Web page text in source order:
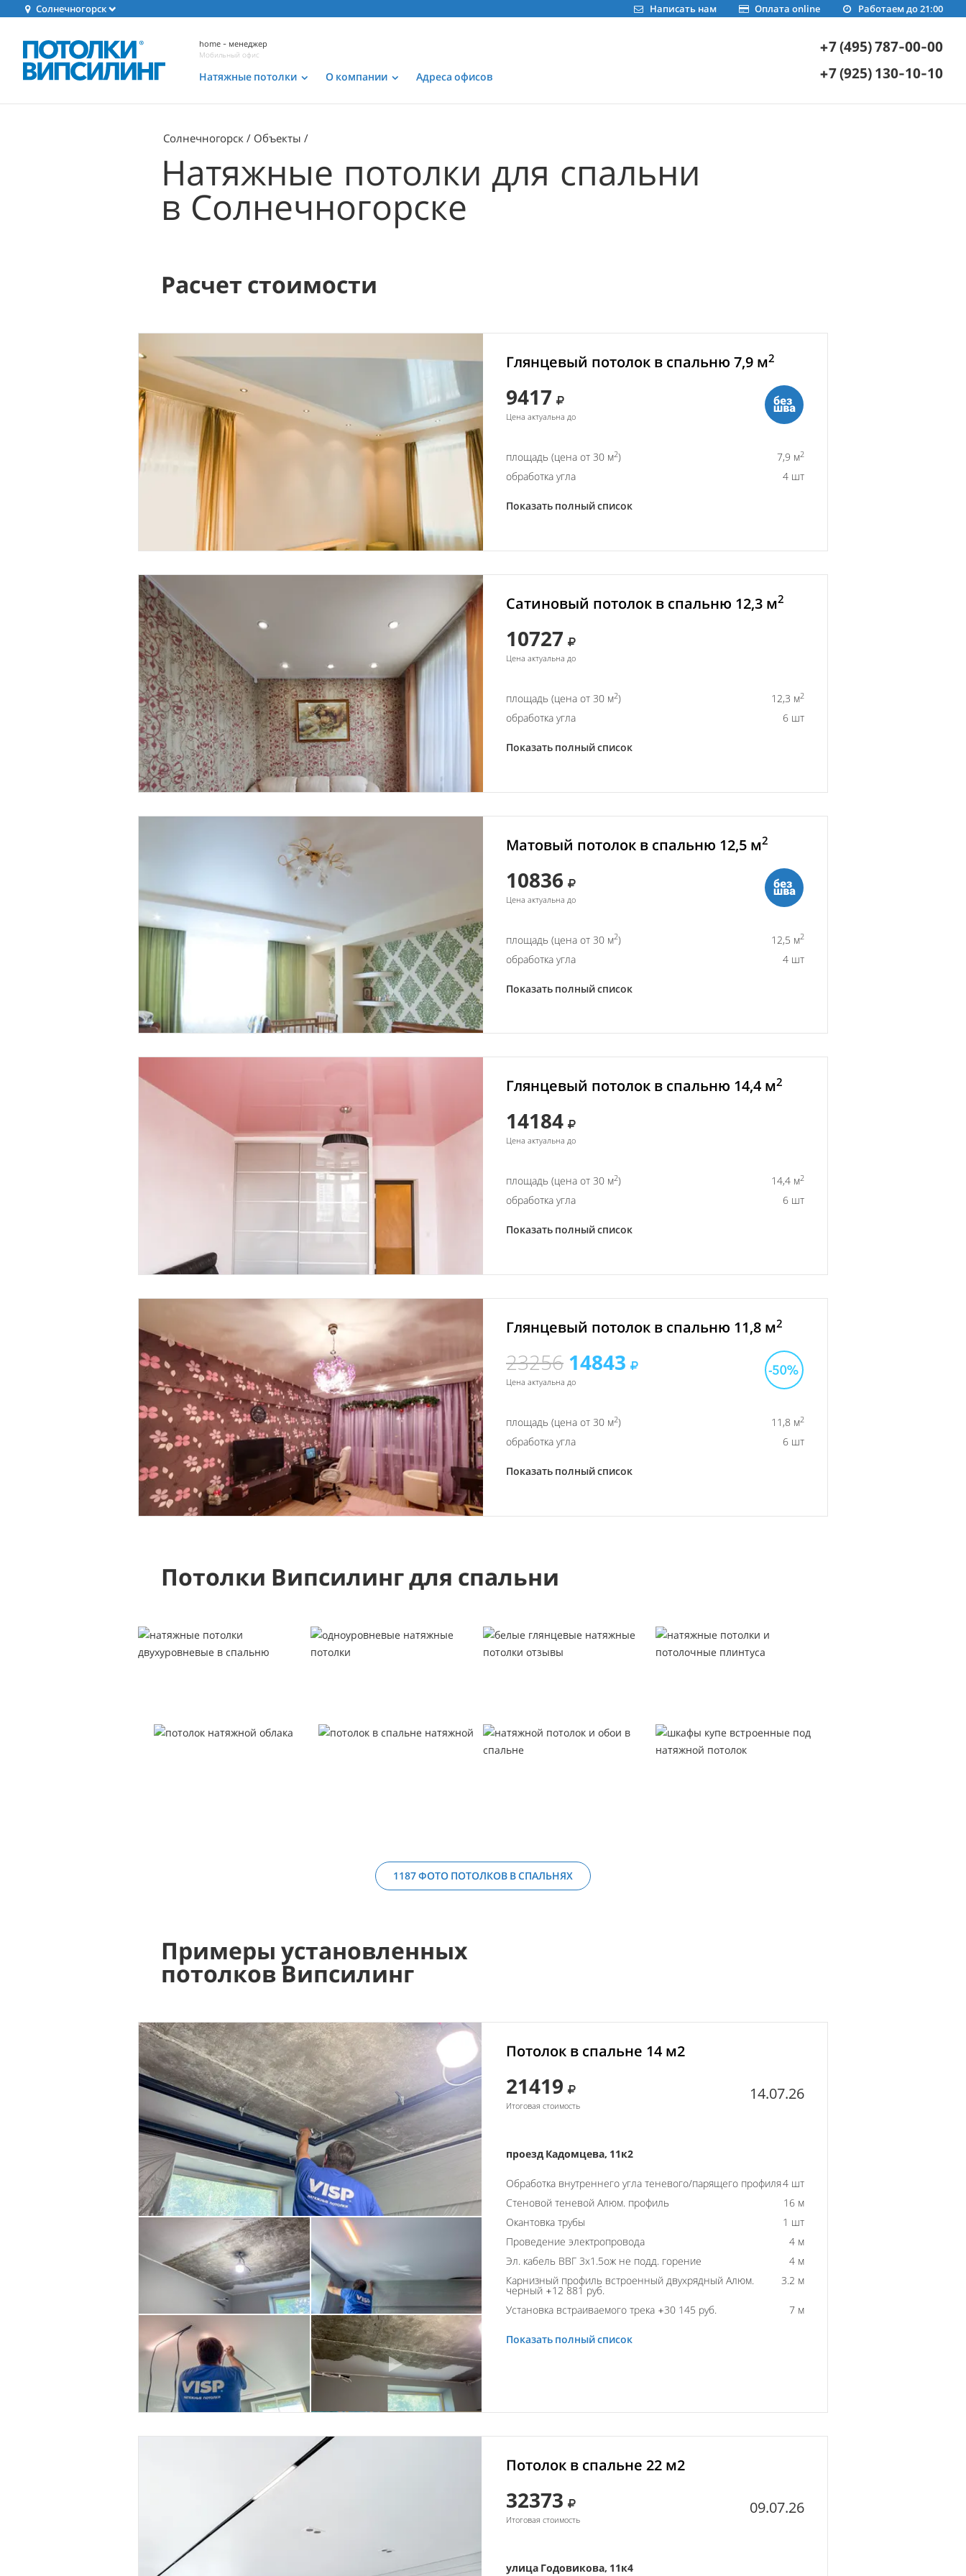
Солнечногорск Работаем до 21:00
Оплата online
Написать нам
home - менеджер
Мобильный офис
Натяжные потолки О компании Адреса офисов
+7 (495) 787-00-00
+7 (925) 130-10-10
Солнечногорск Объекты
Натяжные потолки для спальни
в Солнечногорске
Расчет стоимости
Глянцевый потолок в спальню 7,9 м2
9417
Цена актуальна до
площадь (цена от 30 м2) 7,9 м2
обработка угла 4 шт
Показать полный список
Сатиновый потолок в спальню 12,3 м2
10727
Цена актуальна до
площадь (цена от 30 м2) 12,3 м2
обработка угла 6 шт
Показать полный список
Матовый потолок в спальню 12,5 м2
10836
Цена актуальна до
площадь (цена от 30 м2) 12,5 м2
обработка угла 4 шт
Показать полный список
Глянцевый потолок в спальню 14,4 м2
14184
Цена актуальна до
площадь (цена от 30 м2) 14,4 м2
обработка угла 6 шт
Показать полный список
Глянцевый потолок в спальню 11,8 м2
23256 14843
Цена актуальна до
площадь (цена от 30 м2) 11,8 м2
обработка угла 6 шт
Показать полный список
Потолки Випсилинг для спальни
1187 ФОТО ПОТОЛКОВ В СПАЛЬНЯХ
Примеры установленных
потолков Випсилинг
Потолок в спальне 14 м2
21419
Итоговая стоимость
14.07.26
проезд Кадомцева, 11к2
Обработка внутреннего угла теневого/парящего профиля4 шт
Стеновой теневой Алюм. профиль
16 м
Окантовка трубы
1 шт
Проведение электропровода
4 м
Эл. кабель ВВГ 3х1.5ож не подд. горение
4 м
Карнизный профиль встроенный двухрядный Алюм.
черный +12 881 руб.
3.2 м
Установка встраиваемого трека +30 145 руб. 7 м
Показать полный список
Потолок в спальне 22 м2
32373
Итоговая стоимость
09.07.26
улица Годовикова, 11к4